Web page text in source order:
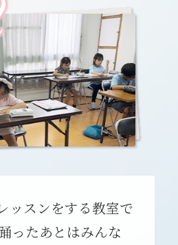
ッスンをする教室で
ったあとはみんな